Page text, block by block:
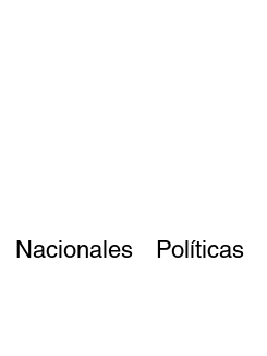
Nacionales Políticas